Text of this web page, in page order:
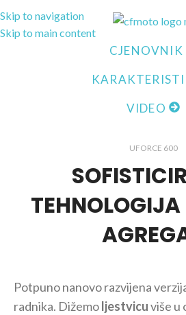
Skip to navigation
Skip to main content
MENI
CJENOVNIK
VIDEO
UFORCE 600
Potpuno nanovo razvijena
radnika. Dižemoljestvicuviše u